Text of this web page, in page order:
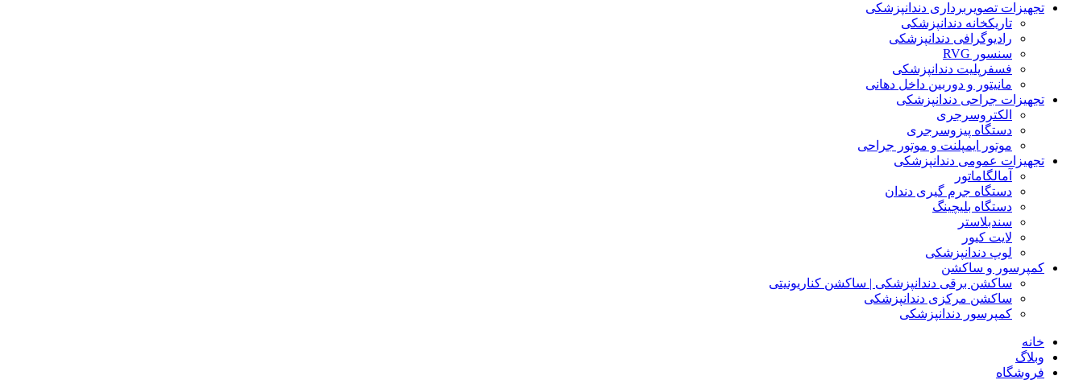
تجهیزات تصویربرداری دندانپزشکی
تاریکخانه دندانپزشکی
رادیوگرافی دندانپزشکی
سنسور RVG
فسفرپلیت دندانپزشکی
مانیتور و دوربین داخل دهانی
تجهیزات جراحی دندانپزشکی
الکتروسرجری
دستگاه پیزوسرجری
موتور ایمپلنت و موتور جراحی
تجهیزات عمومی دندانپزشکی
آمالگاماتور
دستگاه جرم گیری دندان
دستگاه بلیچینگ
سندبلاستر
لایت کیور
لوپ دندانپزشکی
کمپرسور و ساکشن
ساکشن برقی دندانپزشکی | ساکشن کناریونیتی
ساکشن مرکزی دندانپزشکی
کمپرسور دندانپزشکی
خانه
وبلاگ
فروشگاه